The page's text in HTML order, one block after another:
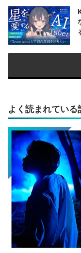
よく読まれている